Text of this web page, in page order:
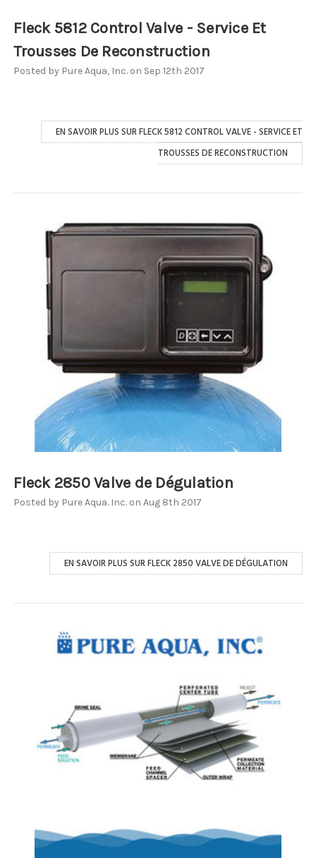
Fleck 5812 Control Valve - Service Et
Trousses De Reconstruction
Posted by Pure Aqua, Inc. on Sep 12th 2017
EN SAVOIR PLUS SUR FLECK 5812 CONTROL VALVE - SERVICE ET
TROUSSES DE RECONSTRUCTION
Fleck 2850 Valve de Dégulation
Posted by Pure Aqua. Inc. on Aug 8th 2017
EN SAVOIR PLUS SUR FLECK 2850 VALVE DE DÉGULATION